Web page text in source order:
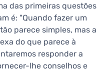
das primeiras questões
é: "Quando fazer um
parece simples, mas a
do que parece à
responder a
lhe conselhos e